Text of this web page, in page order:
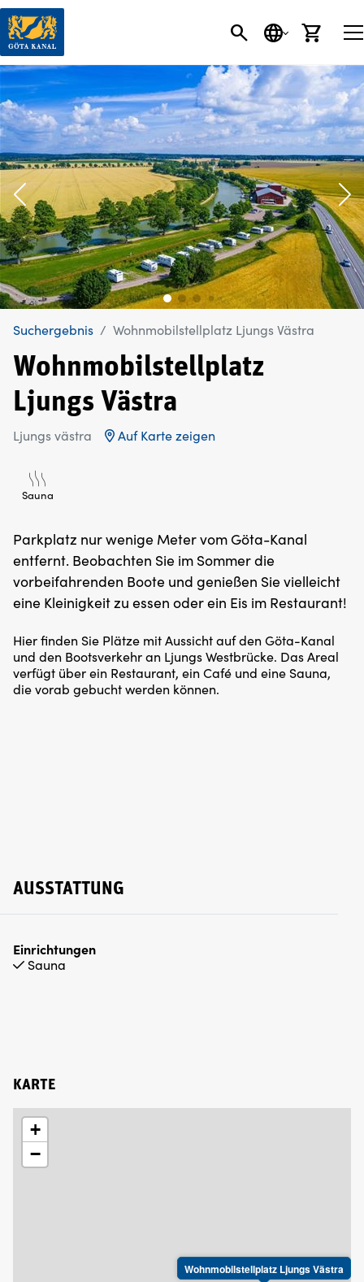
SEARCH
SPRACHE
Suchergebnis Wohnmobilstellplatz Ljungs Västra
Wohnmobilstellplatz
Ljungs Västra
Ljungs västra Auf Karte zeigen
Sauna
Parkplatz nur wenige Meter vom Göta-Kanal
entfernt. Beobachten Sie im Sommer die
vorbeifahrenden Boote und genießen Sie vielleicht
eine Kleinigkeit zu essen oder ein Eis im Restaurant!
Hier finden Sie Plätze mit Aussicht auf den Göta-Kanal
und den Bootsverkehr an Ljungs Westbrücke. Das Areal
verfügt über ein Restaurant, ein Café und eine Sauna,
die vorab gebucht werden können.
AUSSTATTUNG
Einrichtungen
Sauna
KARTE
Wohnmobilstellplatz Ljungs Västra
+
−